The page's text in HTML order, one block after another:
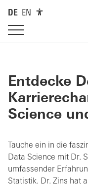
DE EN
Entdecke
Science
Tauche ein in die
Data Science mit Dr.
umfassender
Statistik. Dr. Zins hat